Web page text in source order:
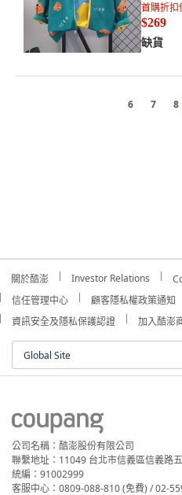
首購折扣
$269
缺貨
6 7 8
關於酷澎 Investor Relations
信任管理中心
顧客隱私權政策通知
資訊安全及隱私保護認證
加入酷澎
Global Site
公司名稱：酷澎股份有限公司
聯繫地址：11049 台北市信義區信義路
統編：91002999
客服中心：0809-088-810 (免費) / 02-